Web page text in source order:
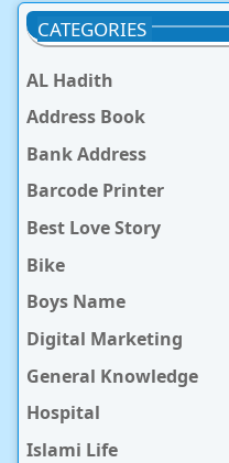
CATEGORIES
AL Hadith
Address Book
Bank Address
Barcode Printer
Best Love Story
Bike
Boys Name
Digital Marketing
General Knowledge
Hospital
Islami Life